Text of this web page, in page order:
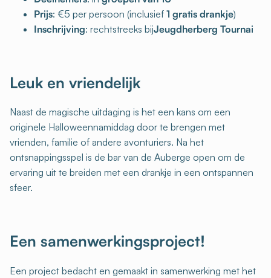
Prijs: €5 per persoon (inclusief 1 gratis drankje)
Inschrijving: rechtstreeks bijJeugdherberg Tournai
Leuk en vriendelijk
Naast de magische uitdaging is het een kans om een
originele Halloweennamiddag door te brengen met
vrienden, familie of andere avonturiers. Na het
ontsnappingsspel is de bar van de Auberge open om de
ervaring uit te breiden met een drankje in een ontspannen
sfeer.
Een samenwerkingsproject!
Een project bedacht en gemaakt in samenwerking met het